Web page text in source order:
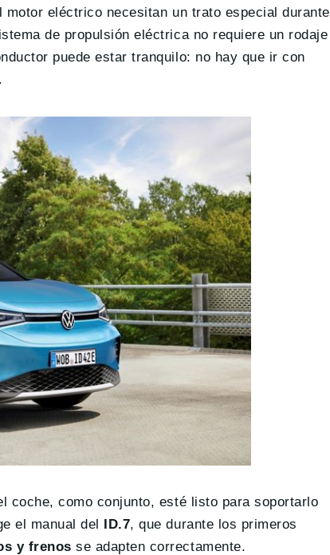
eléctrico necesitan un trato especial durante
de propulsión eléctrica no requiere un rodaje
puede estar tranquilo: no hay que ir con
coche, como conjunto, esté listo para soportarlo
el manual del ID.7, que durante los primeros
y frenos se adapten correctamente.